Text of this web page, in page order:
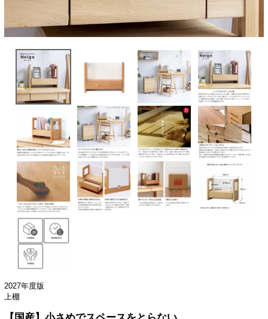
2027年度版
上棚